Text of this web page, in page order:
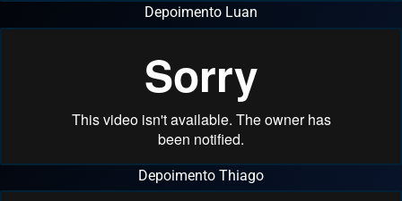
Depoimento Luan
Depoimento Thiago